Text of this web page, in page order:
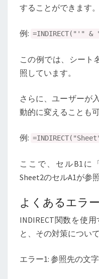
することができます。
例: =INDIRECT("'" &
この例では、シート
照しています。
さらに、ユーザーが
動的に変えることも可
例:
ここで、セルB1に
Sheet2のセルA1が参
よくあるエラ
INDIRECT関数を使
と、その対策につい
エラー1: 参照先の文